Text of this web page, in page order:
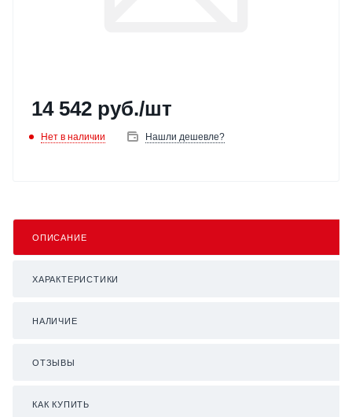
14 542 руб./шт
Нет в наличии Нашли дешевле?
ОПИСАНИЕ
ХАРАКТЕРИСТИКИ
НАЛИЧИЕ
ОТЗЫВЫ
КАК КУПИТЬ